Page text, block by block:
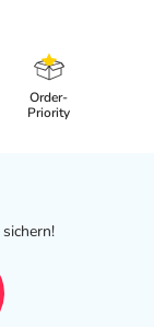
Order-
Priority
sichern!